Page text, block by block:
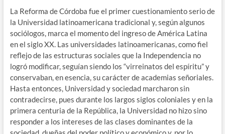
La Reforma de Córdoba fue el primer cuestionamiento serio de
la Universidad latinoamericana tradicional y, según algunos
sociólogos, marca el momento del ingreso de América Latina
en el siglo XX. Las universidades latinoamericanas, como fiel
reflejo de las estructuras sociales que la Independencia no
logró modificar, seguían siendo los “virreinatos del espíritu” y
conservaban, en esencia, su carácter de academias señoriales.
Hasta entonces, Universidad y sociedad marcharon sin
contradecirse, pues durante los largos siglos coloniales y en la
primera centuria de la República, la Universidad no hizo sino
responder a los intereses de las clases dominantes de la